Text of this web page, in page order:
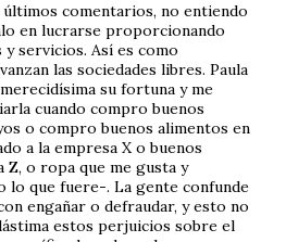
comentarios, no entiendo
en lucrarse proporcionando
y servicios. Así es como
las sociedades libres. Paula
su fortuna y me
cuando compro buenos
o compro buenos alimentos en
a la empresa X o buenos
Z, o ropa que me gusta y
lo que fuere-. La gente confunde
engañar o defraudar, y esto no
estos perjuicios sobre el